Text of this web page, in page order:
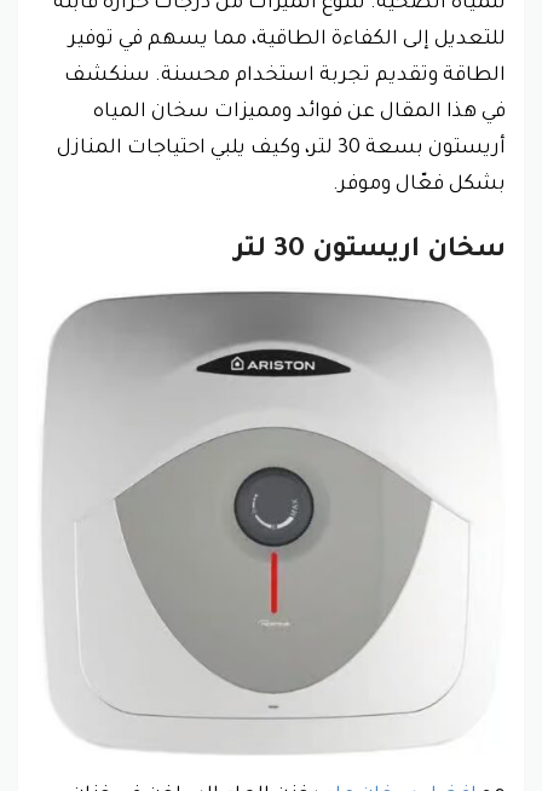
للتعديل إلى الكفاءة الطاقية، مما يسهم في توفير
الطاقة وتقديم تجربة استخدام محسنة. سنكشف
في هذا المقال عن فوائد ومميزات سخان المياه
أريستون بسعة 30 لتر، وكيف يلبي احتياجات المنازل
بشكل فعّال وموفر.
سخان اريستون 30 لتر